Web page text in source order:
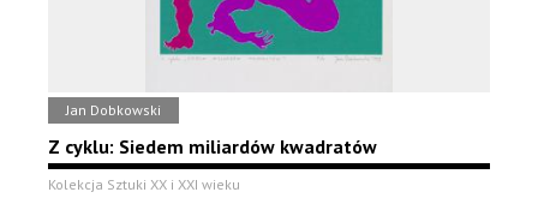
Jan Dobkowski
Z cyklu: Siedem miliardów kwadratów
Kolekcja Sztuki XX i XXI wieku